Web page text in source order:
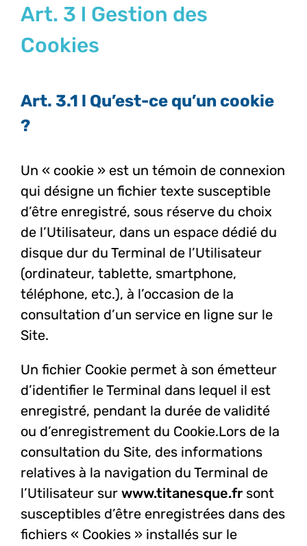
Art. 3 l Gestion des
Cookies
Art. 3.1 l Qu’est-ce qu’un cookie
?
Un « cookie » est un témoin de connexion
qui désigne un fichier texte susceptible
d’être enregistré, sous réserve du choix
de l’Utilisateur, dans un espace dédié du
disque dur du Terminal de l’Utilisateur
(ordinateur, tablette, smartphone,
téléphone, etc.), à l’occasion de la
consultation d’un service en ligne sur le
Site.
Un fichier Cookie permet à son émetteur
d’identifier le Terminal dans lequel il est
enregistré, pendant la durée de validité
ou d’enregistrement du Cookie.Lors de la
consultation du Site, des informations
relatives à la navigation du Terminal de
l’Utilisateur sur www.titanesque.frsont
susceptibles d’être enregistrées dans des
fichiers « Cookies » installés sur le